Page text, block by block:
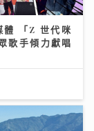
體 「Z 世代咪
歌手傾力獻唱